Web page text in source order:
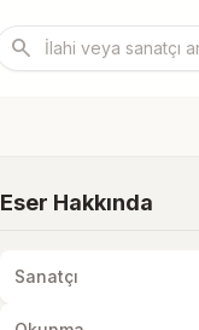
search
Eser Hakkında
Sanatçı